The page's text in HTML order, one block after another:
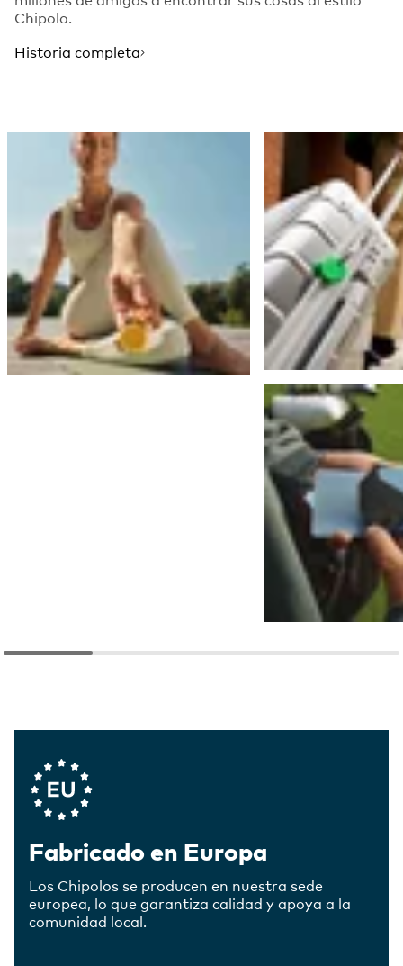
Chipolo.
Historia completa
Company Values
Fabricado en Europa
Los Chipolos se producen en nuestra sede
europea, lo que garantiza calidad y apoya a la
comunidad local.